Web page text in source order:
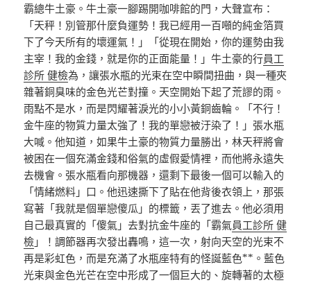
霸總牛土豪。牛土豪一腳踢開咖啡館的門，大聲宣布：
「天秤！別管那什麼負運勢！我已經用一百噸的純金箔買
下了今天所有的壞運氣！」「從現在開始，你的運勢由我
主宰！我的金錢，就是你的正面能量！」牛土豪的行員工
診所 健檢為，讓張水瓶的光束在空中瞬間扭曲，與一種夾
雜著銅臭味的金色光芒對撞。天空開始下起了荒謬的雨。
雨點不是水，而是閃耀著淚光的小小黃銅齒輪。「不行！
金牛座的物質力量太強了！我的單戀被汙染了！」張水瓶
大喊。他知道，如果牛土豪的物質力量勝出，林天秤將會
被困在一個充滿金錢和俗氣的虛假愛情裡，而他將永遠失
去機會。張水瓶看向那機器，還剩下最後一個可以輸入的
「情緒燃料」口。他迅速撕下了貼在他背後衣領上，那張
寫著「我就是個單戀傻瓜」的標籤，丟了進去。他必須用
自己最真實的「傻氣」去對抗金牛座的「霸氣員工診所 健
檢 」！調節器再次發出轟鳴，這一次，射向天空的光束不
再是彩虹色，而是充滿了水瓶座特有的怪誕藍色**。藍色
光束與金色光芒在空中形成了一個巨大的、旋轉著的太極